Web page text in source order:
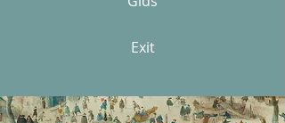
Exit